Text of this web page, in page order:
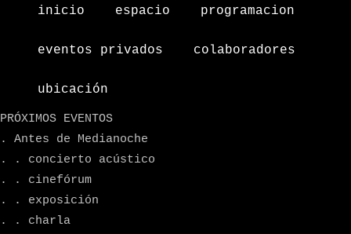
inicio espacio programacion
eventos privados colaboradores
ubicación
PRÓXIMOS EVENTOS
. Antes de Medianoche
. . concierto acústico
. . cinefórum
. . exposición
. . charla